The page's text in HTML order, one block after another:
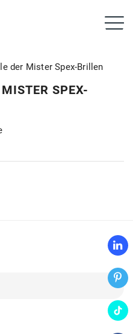
der Mister Spex-Brillen
SPEX-